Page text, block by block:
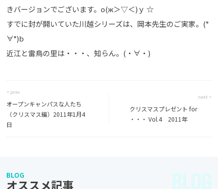
きバージョンでございます。о(ж＞▽＜)ｙ ☆
すでに封が開いていた川越シリーズは、岡本先生のご実家。(°
∀°)b
近江と雷鳥の里は・・・、知らん。(・∀・)
< prev
オープンキャンパスな人たち
（クリスマス編）2011年1月4
日
next >
クリスマスプレゼント for
・・・ Vol.4 2011年
BLOG
オススメ記事